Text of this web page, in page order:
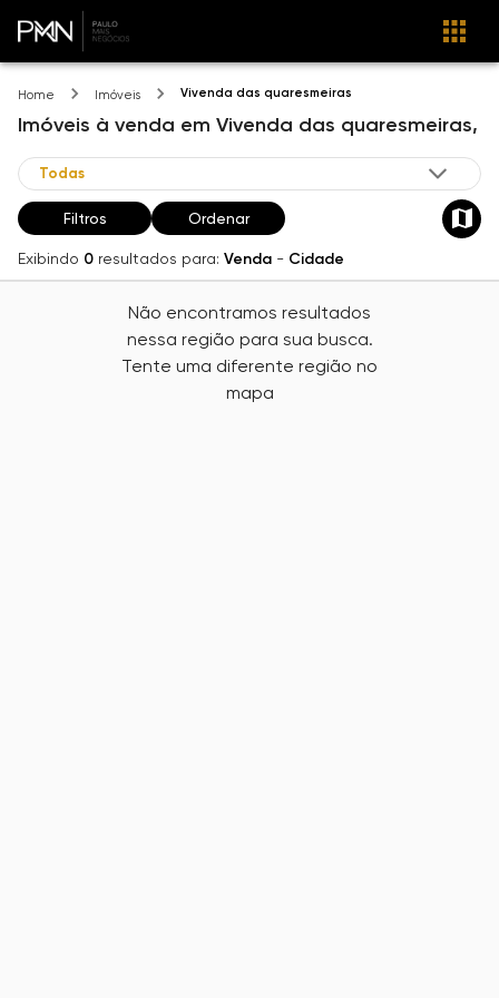
Home Imóveis Vivenda das quaresmeiras
Imóveis à venda em Vivenda das quaresmeiras,
Filtros Ordenar
Exibindo 0 resultados para: Venda - Cidade
Não encontramos resultados
nessa região para sua busca.
Tente uma diferente região no
mapa